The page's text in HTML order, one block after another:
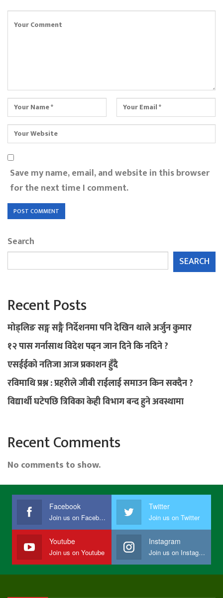
Save my name, email, and website in this browser
for the next time I comment.
Search
SEARCH
Recent Posts
मोड्लिङ सङ्ग सङ्गै निर्देशनमा पनि देखिन थाले अर्जुन कुमार
१२ पास गर्नासाथ विदेश पढ्न जान दिने कि नदिने ?
एसईईको नतिजा आज प्रकाशन हुँदै
रविमाथि प्रश्न : प्रहरीले जीबी राईलाई समाउन किन सक्दैन ?
विद्यार्थी घटेपछि त्रिविका केही विभाग बन्द हुने अवस्थामा
Recent Comments
No comments to show.
Facebook
Join us on Facebook
Twitter
Join us on Twitter
Youtube
Join us on Youtube
Instagram
Join us on Instagram